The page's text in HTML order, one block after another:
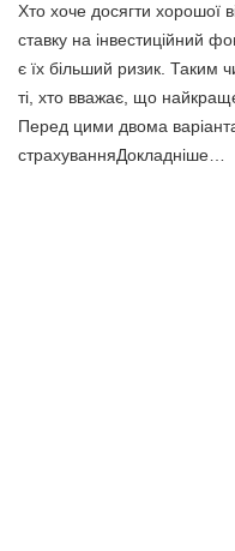
Хто хоче досягти хорошої
ставку на інвестиційний
є їх більший ризик. Таким
ті, хто вважає, що
Перед цими двома
страхуванняДокладніше…